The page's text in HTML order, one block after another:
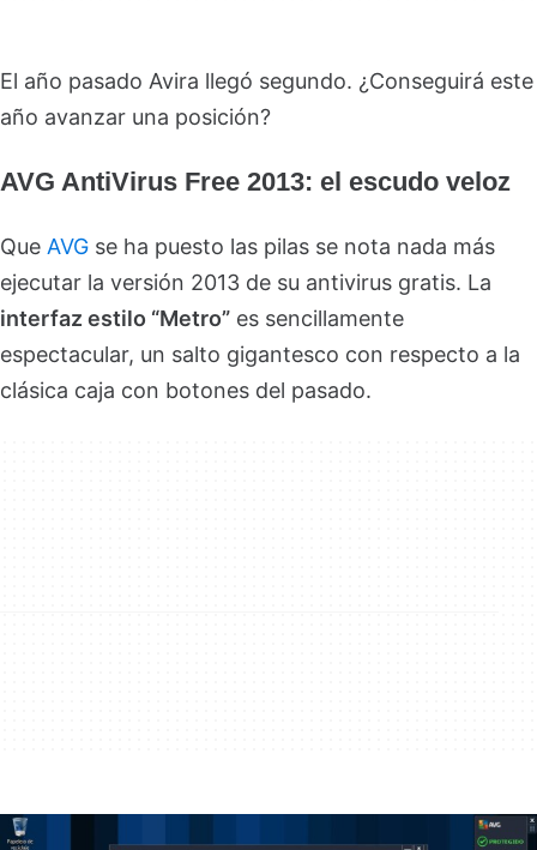
El año pasado Avira llegó segundo. ¿Conseguirá este
año avanzar una posición?
AVG AntiVirus Free 2013: el escudo veloz
Que AVG se ha puesto las pilas se nota nada más
ejecutar la versión 2013 de su antivirus gratis. La
interfaz estilo “Metro” es sencillamente
espectacular, un salto gigantesco con respecto a la
clásica caja con botones del pasado.